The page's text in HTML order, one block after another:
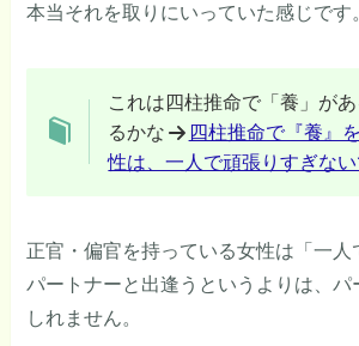
本当それを取りにいっていた感じです
これは四柱推命で「養」が
るかな
四柱推命で『養』
性は、一人で頑張りすぎない
正官・偏官を持っている女性は「一人
パートナーと出逢うというよりは、パ
しれません。